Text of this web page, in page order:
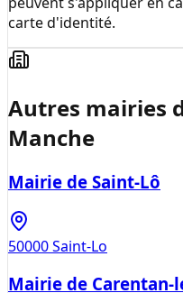
carte d'identité.
Autres mairies
Manche
Mairie de Saint-Lô
50000Saint-Lo
Mairie de Carentan-